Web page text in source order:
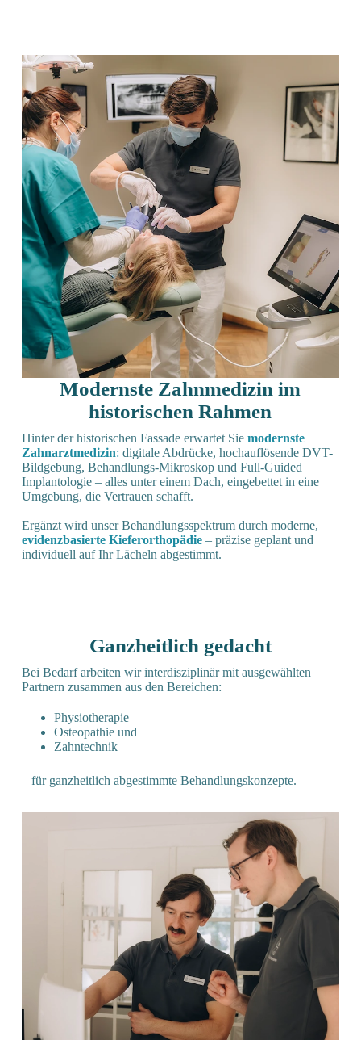
Modernste Zahnmedizin im
historischen Rahmen
Hinter der historischen Fassade erwartet Sie modernste
Zahnarztmedizin: digitale Abdrücke, hochauflösende DVT-
Bildgebung, Behandlungs-Mikroskop und Full-Guided
Implantologie – alles unter einem Dach, eingebettet in eine
Umgebung, die Vertrauen schafft.
Ergänzt wird unser Behandlungsspektrum durch moderne,
evidenzbasierte Kieferorthopädie– präzise geplant und
individuell auf Ihr Lächeln abgestimmt.
Ganzheitlich gedacht
Bei Bedarf arbeiten wir interdisziplinär mit ausgewählten
Partnern zusammen aus den Bereichen:
Physiotherapie
Osteopathie und
Zahntechnik
– für ganzheitlich abgestimmte Behandlungskonzepte.